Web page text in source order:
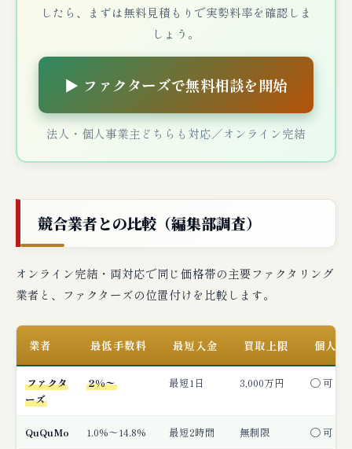
したら、まずは無料見積もりで実勢料率を確認しま
しょう。
▶ ファクターズで無料相談を開始
法人・個人事業主どちらも対応／オンライン完結
競合業者との比較（編集部調査）
オンライン完結・両対応で同じ価格帯の主要ファクタリング
業者と、ファクターズの位置付けを比較します。
業者 最低手数料 最短入金 買取上限 個人事
ファクタ
ーズ
2%〜 最短1日 3,000万円 ◯ 可
QuQuMo 1.0%〜14.8% 最短2時間 無制限 ◯ 可